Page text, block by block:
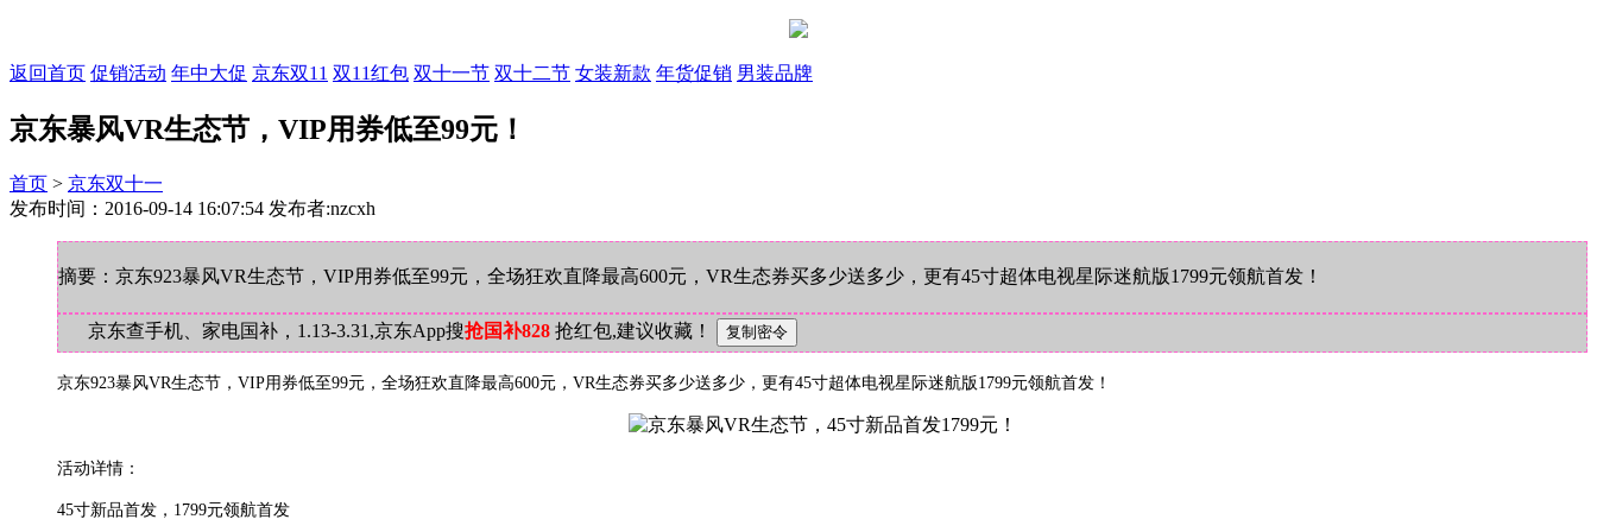
返回首页 促销活动 年中大促 京东双11 双11红包 双十一节 双十二节 女装新款 年货促销 男装品牌
京东暴风VR生态节，VIP用券低至99元！
首页 > 京东双十一
发布时间：2016-09-14 16:07:54 发布者:nzcxh
摘要：京东923暴风VR生态节，VIP用券低至99元，全场狂欢直降最高600元，VR生态券买多少送多少，更有45寸超体电视星际迷航版1799元领航首发！
京东查手机、家电国补，1.13-3.31,京东App搜抢国补828 抢红包,建议收藏！
京东923暴风VR生态节，VIP用券低至99元，全场狂欢直降最高600元，VR生态券买多少送多少，更有45寸超体电视星际迷航版1799元领航首发！
活动详情：
45寸新品首发，1799元领航首发